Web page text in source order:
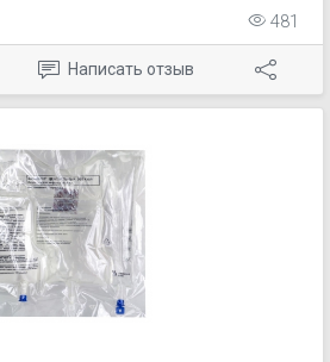
481
Написать отзыв